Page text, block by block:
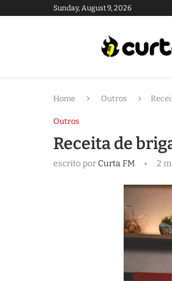
Sunday, August 9, 2026
Home Outros
Outros
Receita de
escrito porCurta FM 2